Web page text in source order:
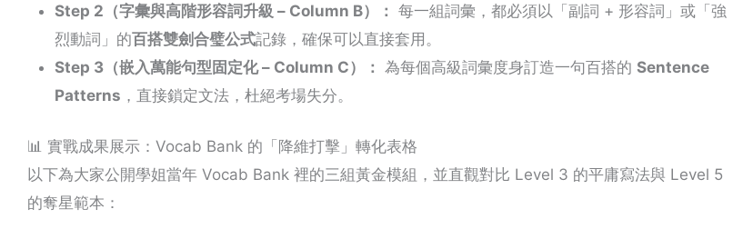
Step 2（字彙與高階形容詞升級 – Column B）： 每一組詞彙，都必須以「副詞 + 形容詞」或「強
烈動詞」的百搭雙劍合璧公式記錄，確保可以直接套用。
Step 3（嵌入萬能句型固定化 – Column C）： 為每個高級詞彙度身訂造一句百搭的 Sentence
Patterns ，直接鎖定文法，杜絕考場失分。
📊 實戰成果展示：Vocab Bank 的「降維打擊」轉化表格
以下為大家公開學姐當年 Vocab Bank 裡的三組黃金模組，並直觀對比 Level 3 的平庸寫法與 Level 5
的奪星範本：